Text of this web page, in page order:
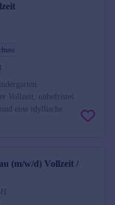
Vollzeit, unbefristet.
eine idyllische
(m/w/d) Vollzeit /